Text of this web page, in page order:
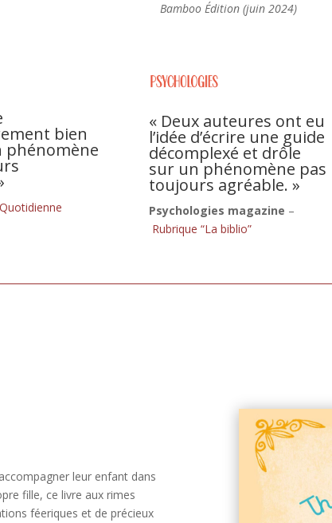
Bamboo Édition (juin 2024)
bien
« Deux auteures ont eu
l’idée d’écrire une guide
décomplexé et drôle
sur un phénomène pas
toujours agréable. »
Psychologies magazine –
Rubrique “La biblio”
leur enfant dans
fille, ce livre aux rimes
féeriques et de précieux